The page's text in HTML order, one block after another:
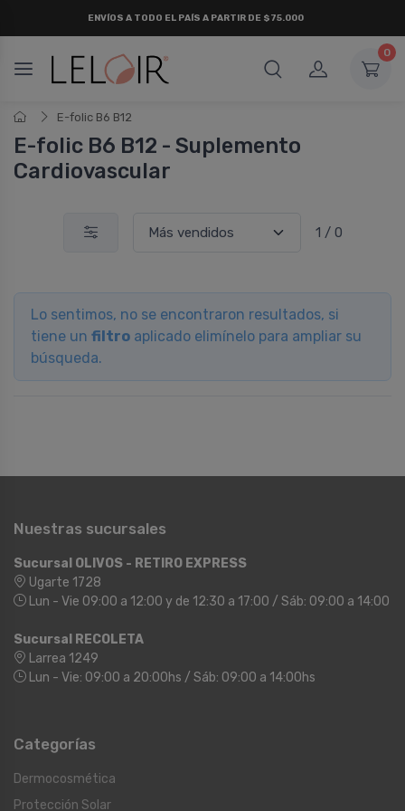
ENVÍOS A TODO EL PAÍS A PARTIR DE $75.000
0
E-folic B6 B12
E-folic B6 B12 - Suplemento
Cardiovascular
1 / 0
Lo sentimos, no se encontraron resultados, si
tiene un filtro aplicado elimínelo para ampliar su
búsqueda.
Nuestras sucursales
Sucursal OLIVOS - RETIRO EXPRESS
Ugarte 1728
Lun - Vie 09:00 a 12:00 y de 12:30 a 17:00 / Sáb: 09:00 a 14:00
Sucursal RECOLETA
Larrea 1249
Lun - Vie: 09:00 a 20:00hs / Sáb: 09:00 a 14:00hs
Categorías
Dermocosmética
Protección Solar